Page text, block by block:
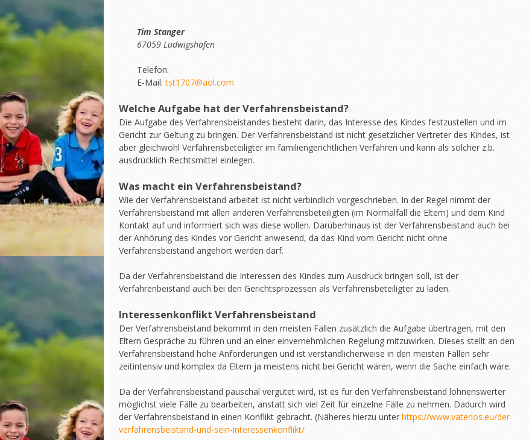
Tim Stanger
67059 Ludwigshafen
Telefon:
E-Mail:tst1707@aol.com
Welche Aufgabe hat der Verfahrensbeistand?
Die Aufgabe des Verfahrensbeistandes besteht darin, das Interesse des Kindes festzustellen und im
Gericht zur Geltung zu bringen. Der Verfahrensbeistand ist nicht gesetzlicher Vertreter des Kindes, ist
aber gleichwohl Verfahrensbeteiligter im familiengerichtlichen Verfahren und kann als solcher z.b.
ausdrücklich Rechtsmittel einlegen.
Was macht ein Verfahrensbeistand?
Wie der Verfahrensbeistand arbeitet ist nicht verbindlich vorgeschrieben. In der Regel nimmt der
Verfahrensbeistand mit allen anderen Verfahrensbeteiligten (im Normalfall die Eltern) und dem Kind
Kontakt auf und informiert sich was diese wollen. Darüberhinaus ist der Verfahrensbeistand auch bei
der Anhörung des Kindes vor Gericht anwesend, da das Kind vom Gericht nicht ohne
Verfahrensbeistand angehört werden darf.
Da der Verfahrensbeistand die Interessen des Kindes zum Ausdruck bringen soll, ist der
Verfahrenbeistand auch bei den Gerichtsprozessen als Verfahrensbeteiligter zu laden.
Interessenkonflikt Verfahrensbeistand
Der Verfahrensbeistand bekommt in den meisten Fällen zusätzlich die Aufgabe übertragen, mit den
Eltern Gespräche zu führen und an einer einvernehmlichen Regelung mitzuwirken. Dieses stellt an den
Verfahrensbeistand hohe Anforderungen und ist verständlicherweise in den meisten Fällen sehr
zeitintensiv und komplex da Eltern ja meistens nicht bei Gericht wären, wenn die Sache einfach wäre.
Da der Verfahrensbeistand pauschal vergütet wird, ist es für den Verfahrensbeistand lohnenswerter
möglichst viele Fälle zu bearbeiten, anstatt sich viel Zeit für einzelne Fälle zu nehmen. Dadurch wird
der Verfahrensbeistand in einen Konflikt gebracht. (Näheres hierzu unter https://www.vaterlos.eu/der-
verfahrensbeistand-und-sein-interessenkonflikt/